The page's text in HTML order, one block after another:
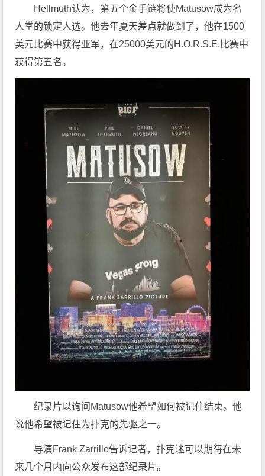
Hellmuth认为，第五个金手链将使Matusow成为名
人堂的锁定人选。他去年夏天差点就做到了，他在1500
美元比赛中获得亚军，在25000美元的H.O.R.S.E.比赛中
获得第五名。
纪录片以询问Matusow他希望如何被记住结束。他
说他希望被记住为扑克的先驱之一。
导演Frank Zarrillo告诉记者，扑克迷可以期待在未
来几个月内向公众发布这部纪录片。